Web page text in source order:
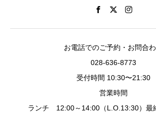
お電話でのご予約・お問合
028-636-8773
受付時間 10:30〜21:30
営業時間
ランチ 12:00～14:00（L.O.13:30）最